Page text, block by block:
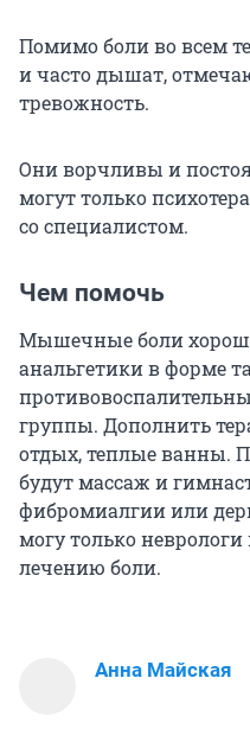
Помимо боли во всем
и часто дышат,
тревожность.
Они ворчливы и
могут только
со специалистом.
Чем помочь
Мышечные боли
анальгетики в форме
группы. Дополнить
отдых, теплые ванны.
будут массаж и
фибромиалгии или
могу только
лечению боли.
Анна Майская